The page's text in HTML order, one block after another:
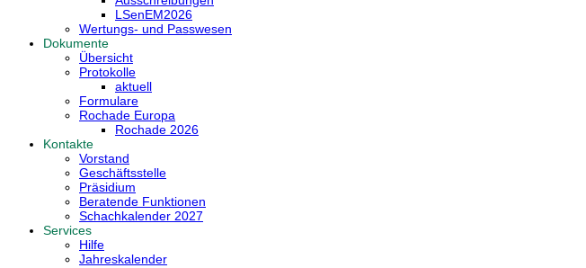
LSenEM2026
Wertungs- und Passwesen
Dokumente
Übersicht
Protokolle
aktuell
Formulare
Rochade Europa
Rochade 2026
Kontakte
Vorstand
Geschäftsstelle
Präsidium
Beratende Funktionen
Schachkalender 2027
Services
Hilfe
Jahreskalender